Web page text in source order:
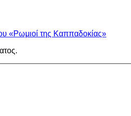
«Ρωμιοί της Καππαδοκίας»